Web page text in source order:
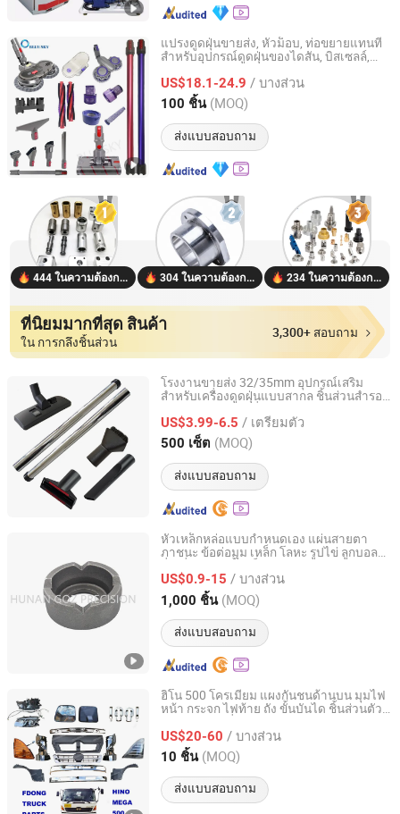
แปรงดูดฝุ่นขายส่ง, หัวม็อบ, ท่อขยายแทนที่
สำหรับอุปกรณ์ดูดฝุ่นของไดสัน, บิสเซลล์,
US$18.1-24.9 / บางส่วน
100 ชิ้น (MOQ)
ส่งแบบสอบถาม
Nanjing Blue Sky Filter Co., Ltd.
Jiangsu, China อัตราจาก 2014
444 ในความต้องการ 304 ในความต้องการ 234 ในความต้องการ
ที่นิยมมากที่สุด สินค้า
ใน การกลึงชิ้นส่วน
3,300+ สอบถาม
โรงงานขายส่ง 32/35mm อุปกรณ์เสริม
สำหรับเครื่องดูดฝุ่นแบบสากล ชิ้นส่วนสำรอง
US$3.99-6.5 / เตรียมตัว
500 เซ็ต (MOQ)
ส่งแบบสอบถาม
Jiaxing Youchuang Electrical Accessories Co, Ltd.
Zhejiang, China อัตราจาก 2026
หัวเหล็กหล่อแบบกำหนดเอง แผ่นสายตา
ภาชนะ ข้อต่อมุม เหล็ก โลหะ รูปไข่ ลูกบอล
กระบอก ชิ้นส่วนการตีร้อน
US$0.9-15 / บางส่วน
1,000 ชิ้น (MOQ)
ส่งแบบสอบถาม
Hunan Gaozhi Precision Machinery Co., Ltd.
Hunan, China อัตราจาก 2020
ฮิโน 500 โครเมียม แผงกันชนด้านบน มุมไฟ
หน้า กระจก ไฟท้าย ถัง ขั้นบันได ชิ้นส่วนตัว
US$20-60 / บางส่วน
10 ชิ้น (MOQ)
ส่งแบบสอบถาม
Guangzhou FDong Auto Parts Co., Ltd.
Guangdong, China อัตราจาก 2021